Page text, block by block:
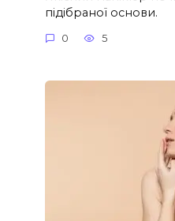
підібраної основи.
0 5